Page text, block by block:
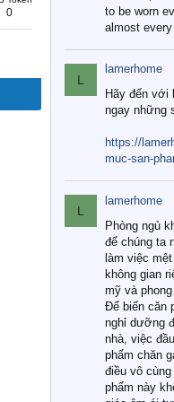
0
to be worn
almost every
L
lamerhome
Hãy đến với
ngay những
https://
muc-san-
L
lamerhome
Phòng ngủ
để chúng ta
làm việc
không gian
mỹ và
Để biến căn
nghỉ dưỡng
nhà, việc
phẩm chăn
điều vô
phẩm này